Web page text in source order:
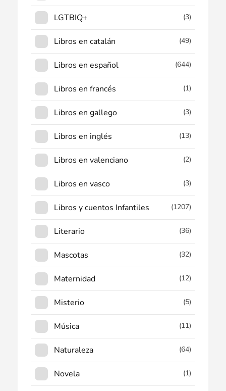
LGTBIQ+ (3)
Libros en catalán (49)
Libros en español (644)
Libros en francés (1)
Libros en gallego (3)
Libros en inglés (13)
Libros en valenciano (2)
Libros en vasco (3)
Libros y cuentos Infantiles (1207)
Literario (36)
Mascotas (32)
Maternidad (12)
Misterio (5)
Música (11)
Naturaleza (64)
Novela (1)